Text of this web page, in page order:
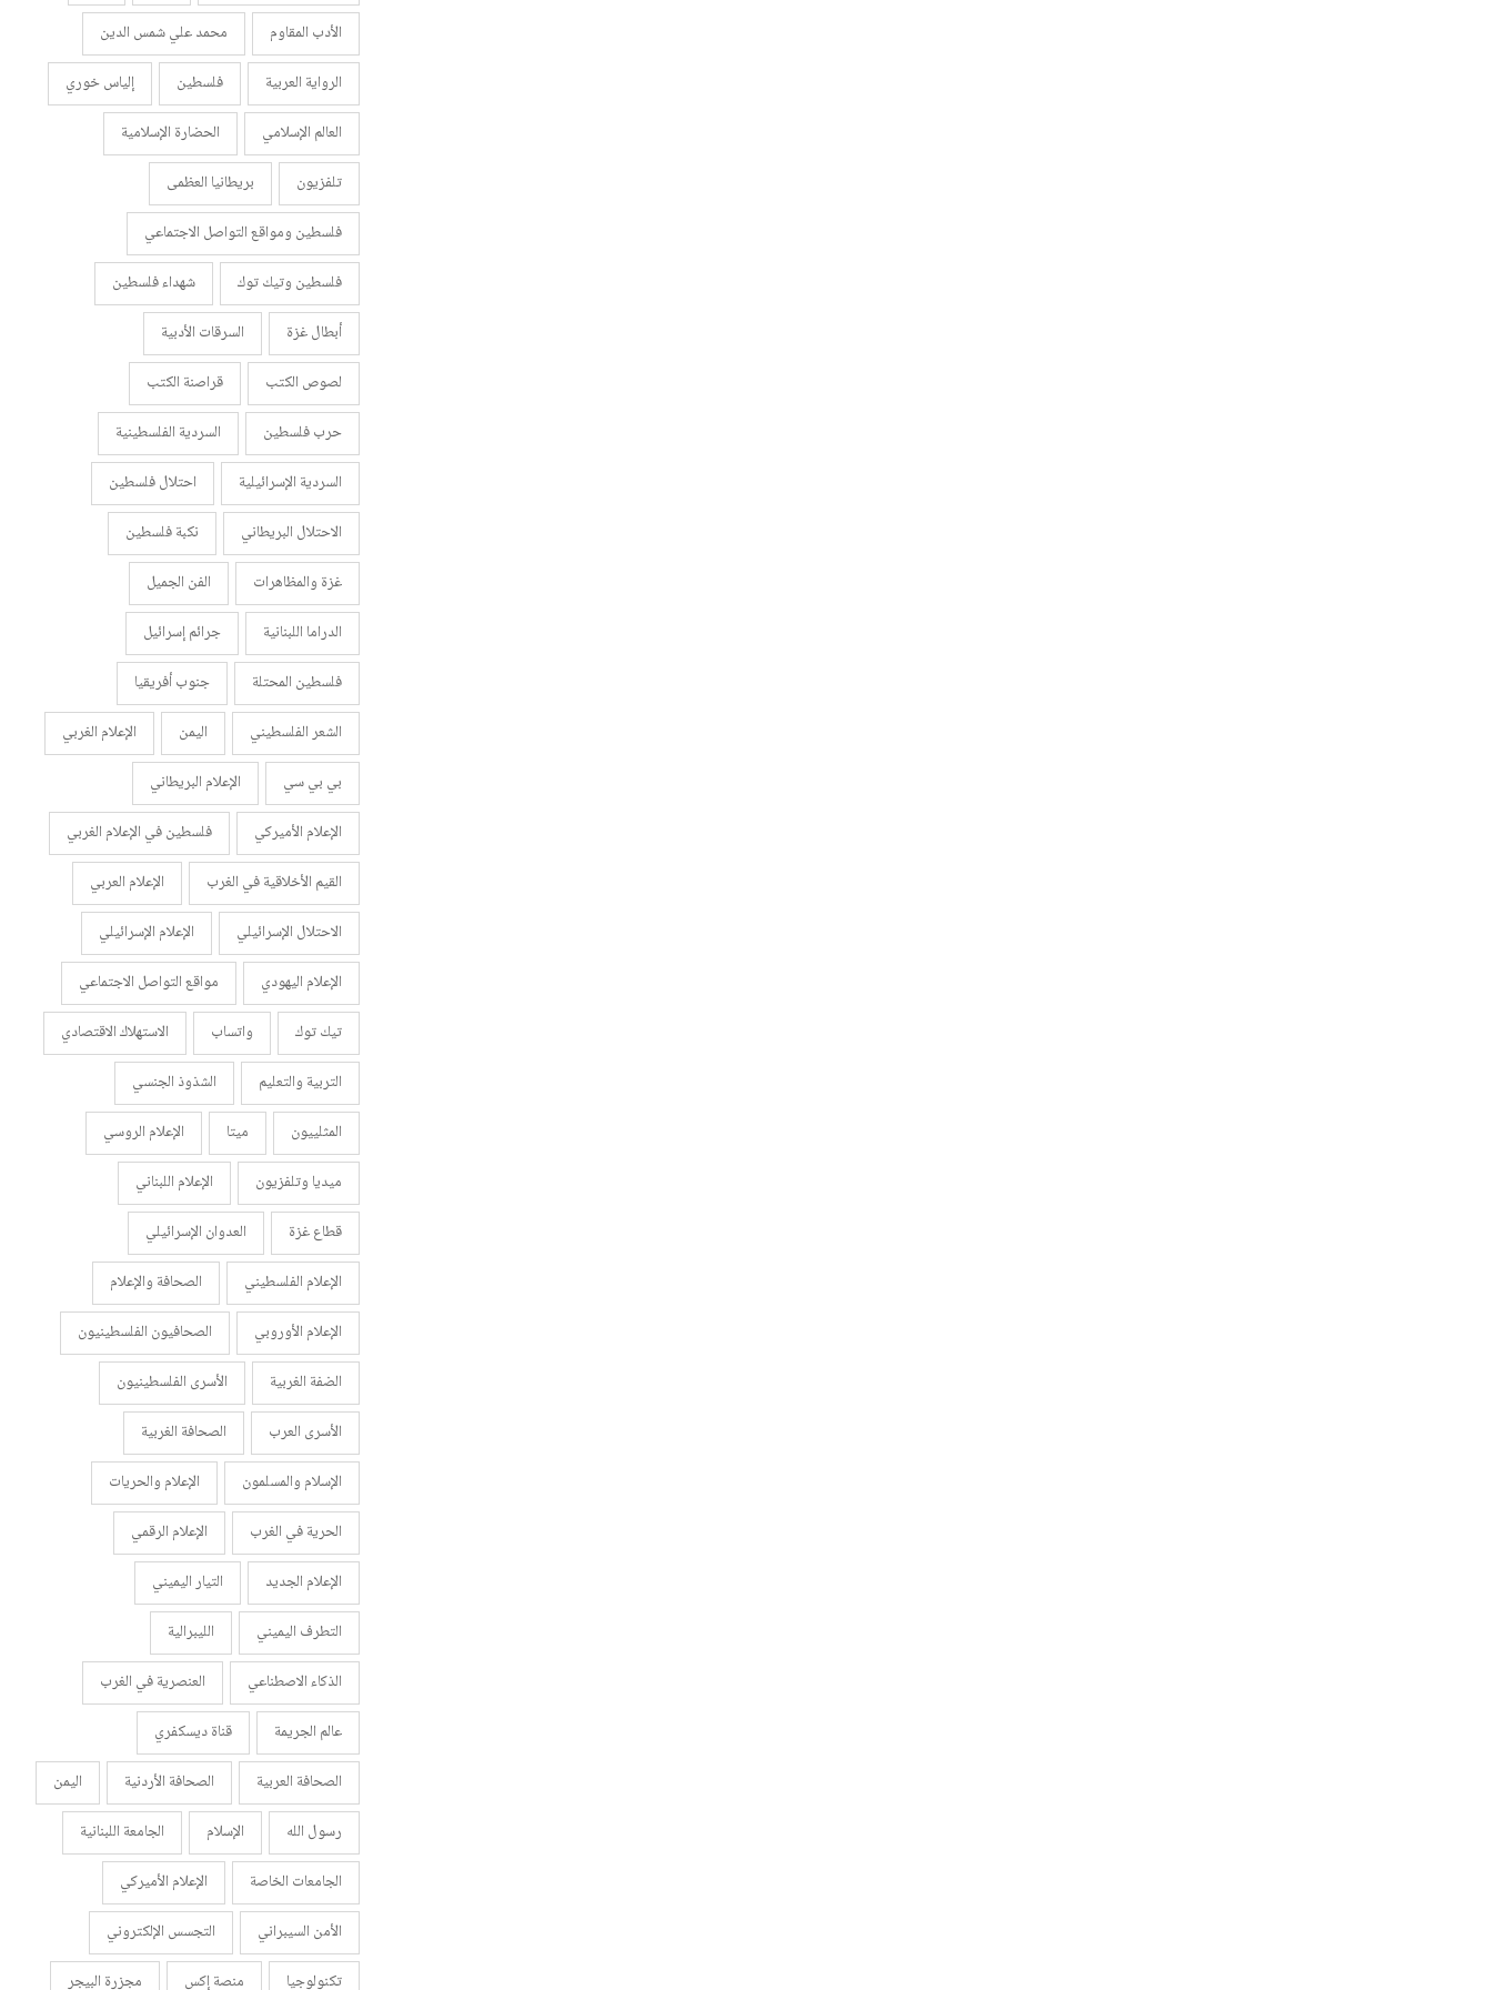
الأدب المقاوم
محمد علي شمس الدين
الرواية العربية
فلسطين
إلياس خوري
العالم الإسلامي
الحضارة الإسلامية
تلفزيون
بريطانيا العظمى
فلسطين ومواقع التواصل الاجتماعي
فلسطين وتيك توك
شهداء فلسطين
أبطال غزة
السرقات الأدبية
لصوص الكتب
قراصنة الكتب
حرب فلسطين
السردية الفلسطينية
السردية الإسرائيلية
احتلال فلسطين
الاحتلال البريطاني
نكبة فلسطين
غزة والمظاهرات
الفن الجميل
الدراما اللبنانية
جرائم إسرائيل
فلسطين المحتلة
جنوب أفريقيا
الشعر الفلسطيني
اليمن
الإعلام الغربي
بي بي سي
الإعلام البريطاني
الإعلام الأميركي
فلسطين في الإعلام الغربي
القيم الأخلاقية في الغرب
الإعلام العربي
الاحتلال الإسرائيلي
الإعلام الإسرائيلي
الإعلام اليهودي
مواقع التواصل الاجتماعي
تيك توك
واتساب
الاستهلاك الاقتصادي
التربية والتعليم
الشذوذ الجنسي
المثلييون
ميتا
الإعلام الروسي
ميديا وتلفزيون
الإعلام اللبناني
قطاع غزة
العدوان الإسرائيلي
الإعلام الفلسطيني
الصحافة والإعلام
الإعلام الأوروبي
الصحافيون الفلسطينيون
الضفة الغربية
الأسرى الفلسطينيون
الأسرى العرب
الصحافة الغربية
الإسلام والمسلمون
الإعلام والحريات
الحرية في الغرب
الإعلام الرقمي
الإعلام الجديد
التيار اليميني
التطرف اليميني
الليبرالية
الذكاء الاصطناعي
العنصرية في الغرب
عالم الجريمة
قناة ديسكفري
الصحافة العربية
الصحافة الأردنية
اليمن
رسول الله
الإسلام
الجامعة اللبنانية
الجامعات الخاصة
الإعلام الأميركي
الأمن السيبراني
التجسس الإلكتروني
تكنولوجيا
منصة إكس مجزرة البيجر